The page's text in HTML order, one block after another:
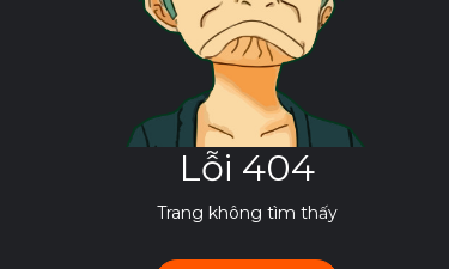
Lỗi 404
Trang không tìm thấy